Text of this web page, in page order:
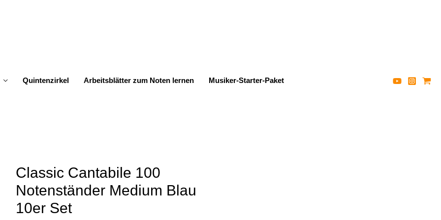
Quintenzirkel Arbeitsblätter zum Noten lernen Musiker-Starter-Paket
Classic Cantabile 100
Notenständer Medium Blau
10er Set